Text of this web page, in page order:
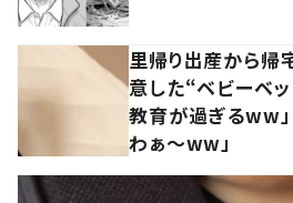
里帰り出産から帰
意した“ベビーベ
教育が過ぎるww」
わぁ～ww」